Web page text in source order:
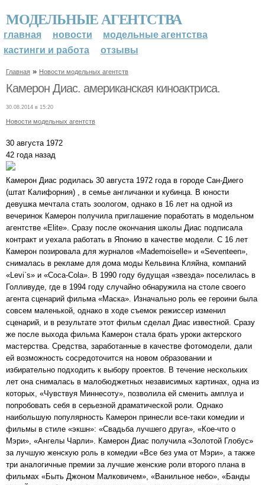
МОДЕЛЬНЫЕ АГЕНТСТВА
главная новости
модельные агентства
кастинги и работа
отзывы
Главная » Новости модельных агентств
Камерон Диас. американская киноактриса.
30.08.2014 в 15:20
Новости модельных агентств
30 августа 1972
42 года назад
Камерон Диас родилась 30 августа 1972 года в городе Сан-Диего
(штат Калифорния) , в семье англичанки и кубинца. В юности
девушка мечтала стать зоологом, однако в 16 лет на одной из
вечеринок Камерон получила приглашение поработать в модельном
агентстве «Elite». Сразу после окончания школы Диас подписала
контракт и уехала работать в Японию в качестве модели. С 16 лет
Камерон позировала для журналов «Mademoiselle» и «Seventeen»,
снималась в рекламе для дома моды Кельвина Кляйна, компаний
«Levi`s» и «Coca-Cola». В 1990 году будущая «звезда» поселилась в
Голливуде, где в 1994 году случайно обнаружила на столе своего
агента сценарий фильма «Маска». Изначально роль ее героини была
совсем маленькой, однако в ходе съемок режиссер изменил
сценарий, и в результате этот фильм сделал Диас известной. Сразу
же после выхода фильма Камерон стала брать уроки актерского
мастерства. Средства, заработанные в качестве фотомодели, дали
ей возможность сосредоточится на новом образовании и
избирательно подходить к выбору проектов. В течение нескольких
лет она снималась в малобюджетных независимых картинах, одна из
которых, «Чувствуя Миннесоту», позволила ей сменить амплуа и
попробовать себя в серьезной драматической роли. Однако
наибольшую популярность Камерон принесли все-таки комедии и
фильмы в стиле «экшн»: «Свадьба лучшего друга», «Кое-что о
Мэри», «Ангелы Чарли». Камерон Диас получила «Золотой Глобус»
за лучшую женскую роль в комедии «Все без ума от Мэри», а также
три аналогичные премии за лучшие женские роли второго плана в
фильмах «Быть Джоном Малковичем», «Ванильное небо», «Банды